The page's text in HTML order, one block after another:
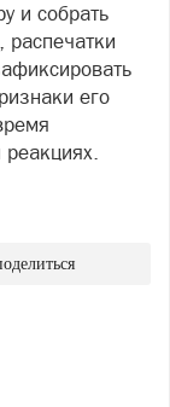
и собрать
распечатки
его
реакциях.